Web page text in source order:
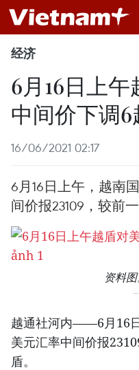
经济
6月16日上
中间价下调6
16/06/2021 02:17
6月16日上午，越南
间价报23109，较前
资料
越通社河内——6月16
美元汇率中间价报
盾。